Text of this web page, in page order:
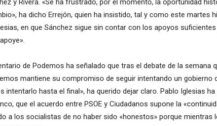
y Rivera. «Se ha frustrado, por el momento, la oportunidad
ha dicho Errejón, quien ha insistido, tal y como este martes
en que Sánchez sigue sin contar con los apoyos
de Podemos ha señalado que tras el debate de la semana
mantiene su compromiso de seguir intentando un gobierno
intentarlo hasta el final», ha querido dejar claro. Pablo Iglesias
que el acuerdo entre PSOE y Ciudadanos supone la
a los socialistas de no haber sido «honestos» porque mientras